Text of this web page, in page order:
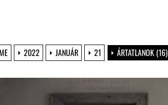
2022 JANUÁR 21 ÁRTATLANOK (16)